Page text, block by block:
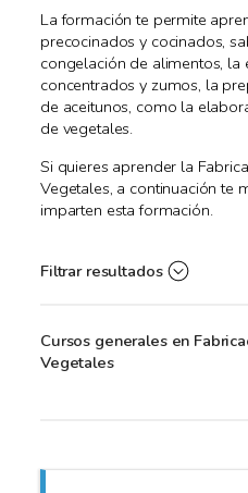
La formación te permite
precocinados y cocinados,
congelación de alimentos, la
concentrados y zumos, la
de aceitunos, como la
de vegetales.
Si quieres aprender la
Vegetales, a continuación te
imparten esta formación.
Filtrar resultados
Cursos generales en
Vegetales